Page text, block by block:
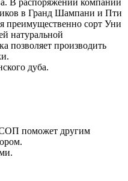
в Гранд Шампани и Пти
преимущественно сорт Уни
натуральной
позволяет производить
дуба.
поможет другим